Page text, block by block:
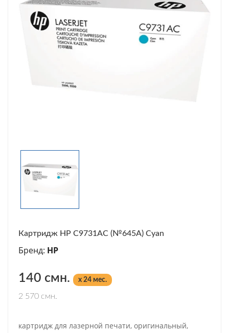
Картридж HP C9731AC (№645A) Cyan
Бренд: HP
140 смн. x 24 мес.
2 570 смн.
картридж для лазерной печати, оригинальный,